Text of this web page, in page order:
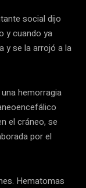
social dijo
y cuando ya
y se la arrojó a la
hemorragia
el cráneo, se
por el
Hematomas